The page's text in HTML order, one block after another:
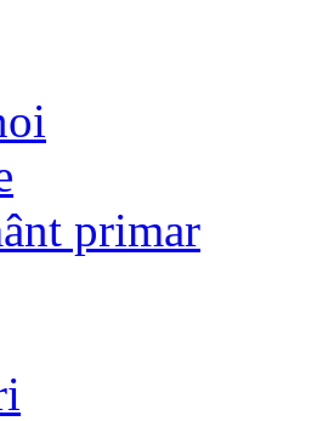
primar